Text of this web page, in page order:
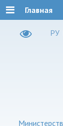
РУ
Главная